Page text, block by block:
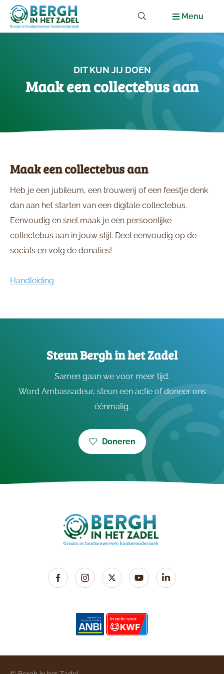
Menu
DIT KUN JIJ DOEN
Maak een collectebus aan
Maak een collectebus aan
Heb je een jubileum, een trouwerij of een feestje denk
dan aan het starten van een digitale collectebus.
Eenvoudig en snel maak je een persoonlijke
collectebus aan in jouw stijl. Deel eenvoudig op de
socials en volg de donaties!
Handleiding
Steun Bergh in het Zadel
Samen gaan we voor meer tijd.
Word Ambassadeur, steun een actie of doneer ons
éénmalig.
Doneren